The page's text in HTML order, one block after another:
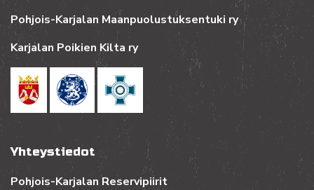
Pohjois-Karjalan Maanpuolustuksentuki ry
Karjalan Poikien Kilta ry
Yhteystiedot
Pohjois-Karjalan Reservipiirit